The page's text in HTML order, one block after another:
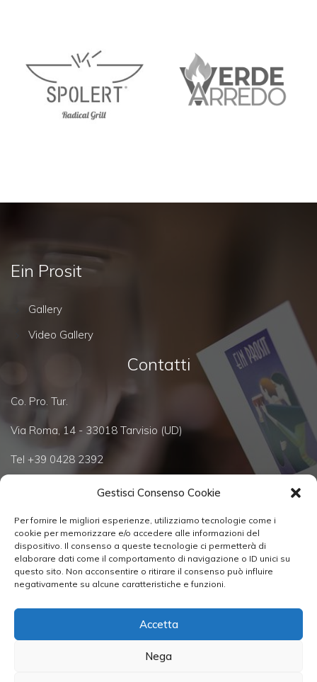
Gestisci Consenso Cookie
Per fornire le migliori esperienze, utilizziamo tecnologie come i
cookie per memorizzare e/o accedere alle informazioni del
dispositivo. Il consenso a queste tecnologie ci permetterà di
elaborare dati come il comportamento di navigazione o ID unici su
questo sito. Non acconsentire o ritirare il consenso può influire
negativamente su alcune caratteristiche e funzioni.
Accetta
Nega
Ein Prosit
Gallery
Video Gallery
Contatti
Co. Pro. Tur.
Via Roma, 14 - 33018 Tarvisio (UD)
Tel +39 0428 2392
info@einprosit.org consorzio@tarvisiano.org
Copyright 2026 © All Rights Reserved